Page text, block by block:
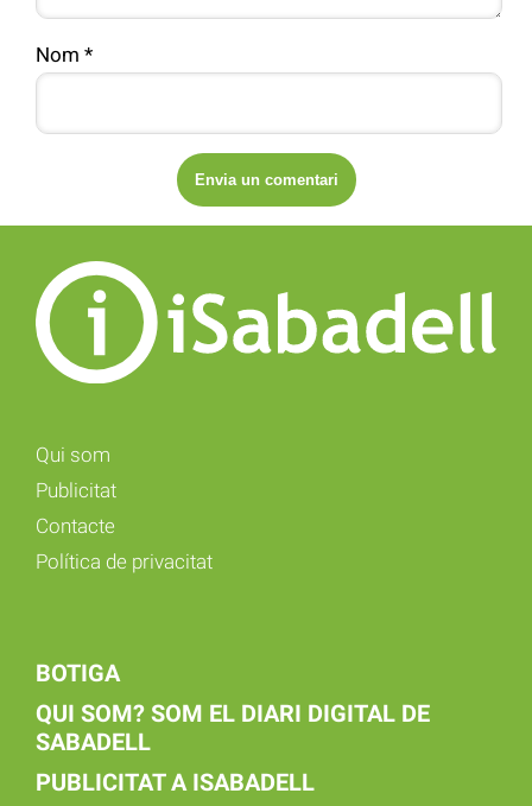
Nom *
Qui som
Publicitat
Contacte
Política de privacitat
BOTIGA
QUI SOM? SOM EL DIARI DIGITAL DE
SABADELL
PUBLICITAT A ISABADELL